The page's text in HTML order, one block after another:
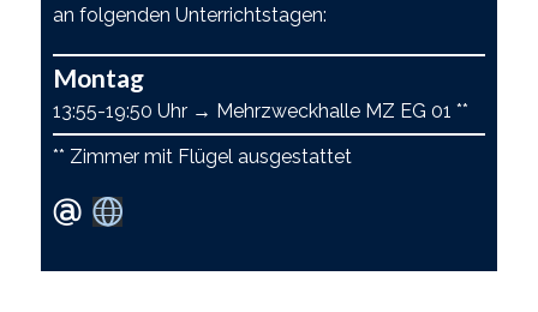
an folgenden Unterrichtstagen:
Montag
13:55-19:50 Uhr → Mehrzweckhalle MZ EG 01 **
** Zimmer mit Flügel ausgestattet